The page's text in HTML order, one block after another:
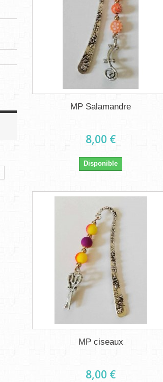
MP Salamandre
8,00 €
Disponible
MP ciseaux
8,00 €